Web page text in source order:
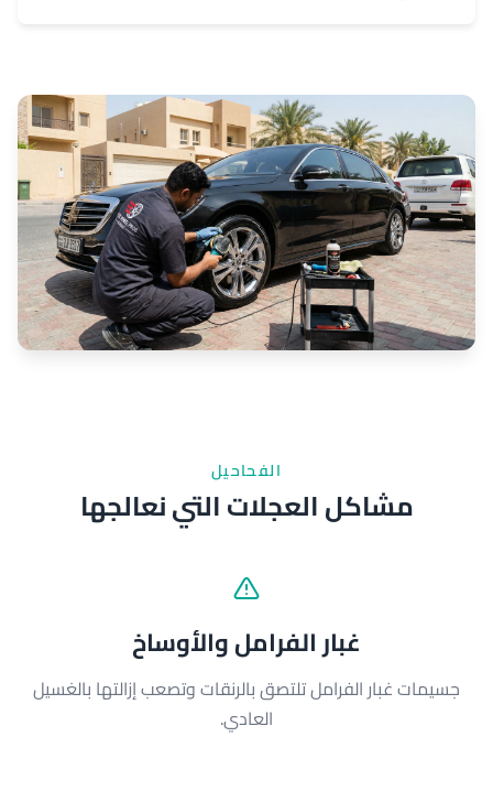
الفحاحيل
مشاكل العجلات التي نعالجها
غبار الفرامل والأوساخ
جسيمات غبار الفرامل تلتصق بالرنقات وتصعب إزالتها بالغسيل
العادي.